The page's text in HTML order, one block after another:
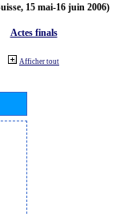
15 mai-16 juin 2006)
Actes finals
Afficher tout